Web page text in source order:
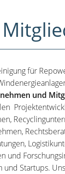
für
und
und
und Startups.